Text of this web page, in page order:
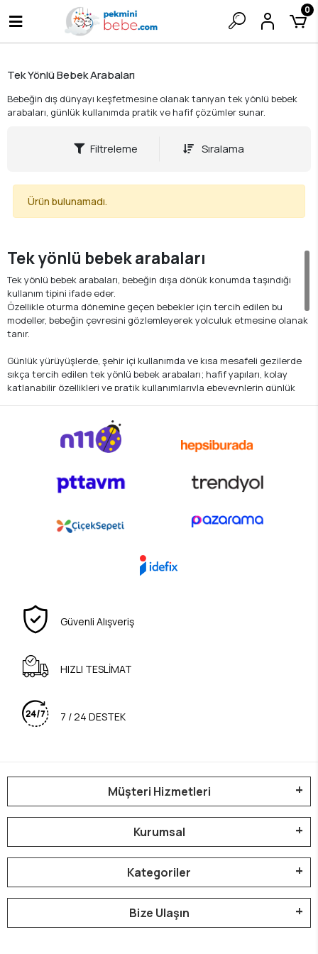
0
Tek Yönlü Bebek Arabaları
Bebeğin dış dünyayı keşfetmesine olanak tanıyan tek yönlü bebek
arabaları, günlük kullanımda pratik ve hafif çözümler sunar.
Filtreleme Sıralama
Ürün bulunamadı.
Tek yönlü bebek arabaları
Tek yönlü bebek arabaları, bebeğin dışa dönük konumda taşındığı
kullanım tipini ifade eder.
Özellikle oturma dönemine geçen bebekler için tercih edilen bu
modeller, bebeğin çevresini gözlemleyerek yolculuk etmesine olanak
tanır.
Günlük yürüyüşlerde, şehir içi kullanımda ve kısa mesafeli gezilerde
sıkça tercih edilen tek yönlü bebek arabaları; hafif yapıları, kolay
katlanabilir özellikleri ve pratik kullanımlarıyla ebeveynlerin günlük
Aşağıda yer alan ürün özellikleri, tek yönlü kullanımda konfor ve
pratikliği ön planda tutan seçeneklerden oluşur.
Dışa dönük kullanım sunan oturma yapısı
Hafif ve kolay taşınabilir modeller
Pratik katlanma ve saklama avantajı
Tek yönlü bebek arabası seçiminde, bebeğin gelişim dönemi ve
Güvenli Alışveriş
HIZLI TESLİMAT
7 / 24 DESTEK
Müşteri Hizmetleri
Kurumsal
Kategoriler
Bize Ulaşın